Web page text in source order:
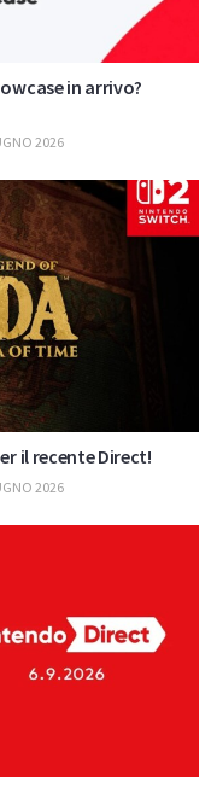
in arrivo?
2026
il recente Direct!
2026